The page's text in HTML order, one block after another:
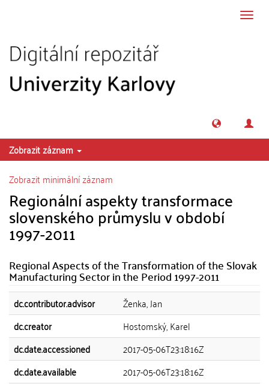
Zobrazit záznam
Zobrazit minimální záznam
Regionální aspekty transformace
slovenského průmyslu v období
1997-2011
Regional Aspects of the Transformation of the Slovak
Manufacturing Sector in the Period 1997-2011
dc.contributor.advisor
Ženka, Jan
dc.creator
Hostomský, Karel
dc.date.accessioned
2017-05-06T23:18:16Z
dc.date.available
2017-05-06T23:18:16Z